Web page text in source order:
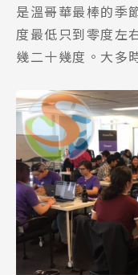
是溫哥華最棒的季
度最低只到零度左
幾二十幾度。大多